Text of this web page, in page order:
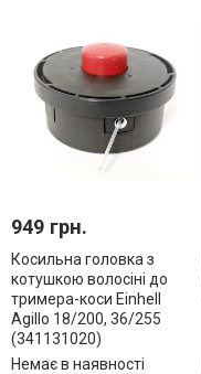
949 грн.
Косильна головка з
котушкою волосіні до
тримера-коси Einhell
Agillo 18/200, 36/255
(341131020)
Немає в наявності